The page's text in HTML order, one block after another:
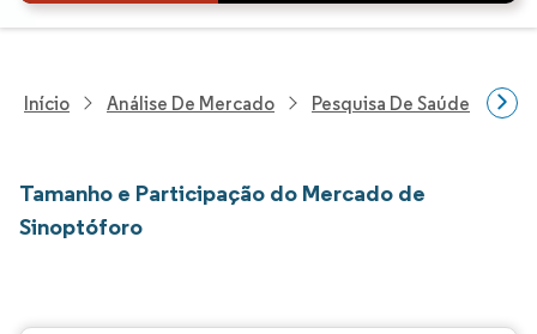
Início Análise De Mercado Pesquisa De Saúde
Tamanho e Participação do Mercado de
Sinoptóforo